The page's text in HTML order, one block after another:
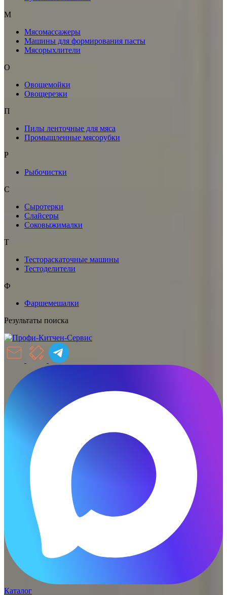
М
Мясомассажеры
Машины для формирования пасты
Мясорыхлители
О
Овощемойки
Овощерезки
П
Пилы ленточные для мяса
Промышленные мясорубки
Р
Рыбочистки
С
Сыротерки
Слайсеры
Соковыжималки
Т
Тестораскаточные машины
Тестоделители
Ф
Фаршемешалки
Результаты поиска
Каталог